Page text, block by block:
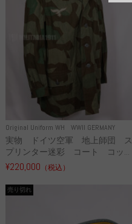
Original Uniform WH WWII GERMANY
実物 ドイツ空軍 地上師団 ス
プリンター迷彩 コート コッ...
¥220,000 （税込）
売り切れ